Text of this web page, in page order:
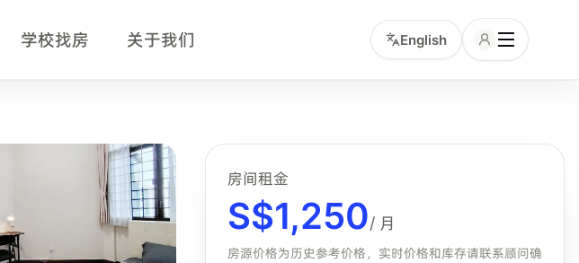
学校找房 关于我们 English
、入住时间、交通和服务包含项的中文租客。小坡岛顾问可协助确认该房型是否仍有库
房间租金
S$1,250/ 月
房源价格为历史参考价格，实时价格和库存请联系顾问确